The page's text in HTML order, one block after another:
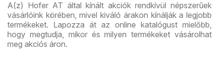
A(z) Hofer AT által kínált akciók rendkívül népszerűek
vásárlóink körében, mivel kiváló árakon kínálják a legjobb
termékeket. Lapozza át az online katalógust mielőbb,
hogy megtudja, mikor és milyen termékeket vásárolhat
meg akciós áron.